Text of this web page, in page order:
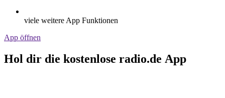
viele weitere App Funktionen
App öffnen
Hol dir die kostenlose radio.de App